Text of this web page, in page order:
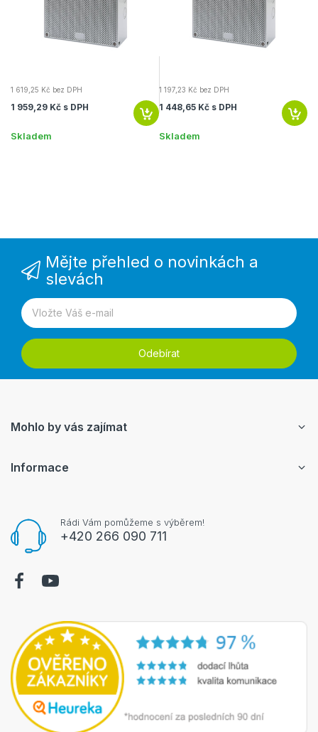
1 619,25 Kč bez DPH
1 959,29 Kč s DPH
Skladem
1 197,23 Kč bez DPH
1 448,65 Kč s DPH
Skladem
Mějte přehled o novinkách a
slevách
Odebírat
Rádi Vám pomůžeme s výběrem!
+420 266 090 711
Mohlo by vás zajímat
Informace